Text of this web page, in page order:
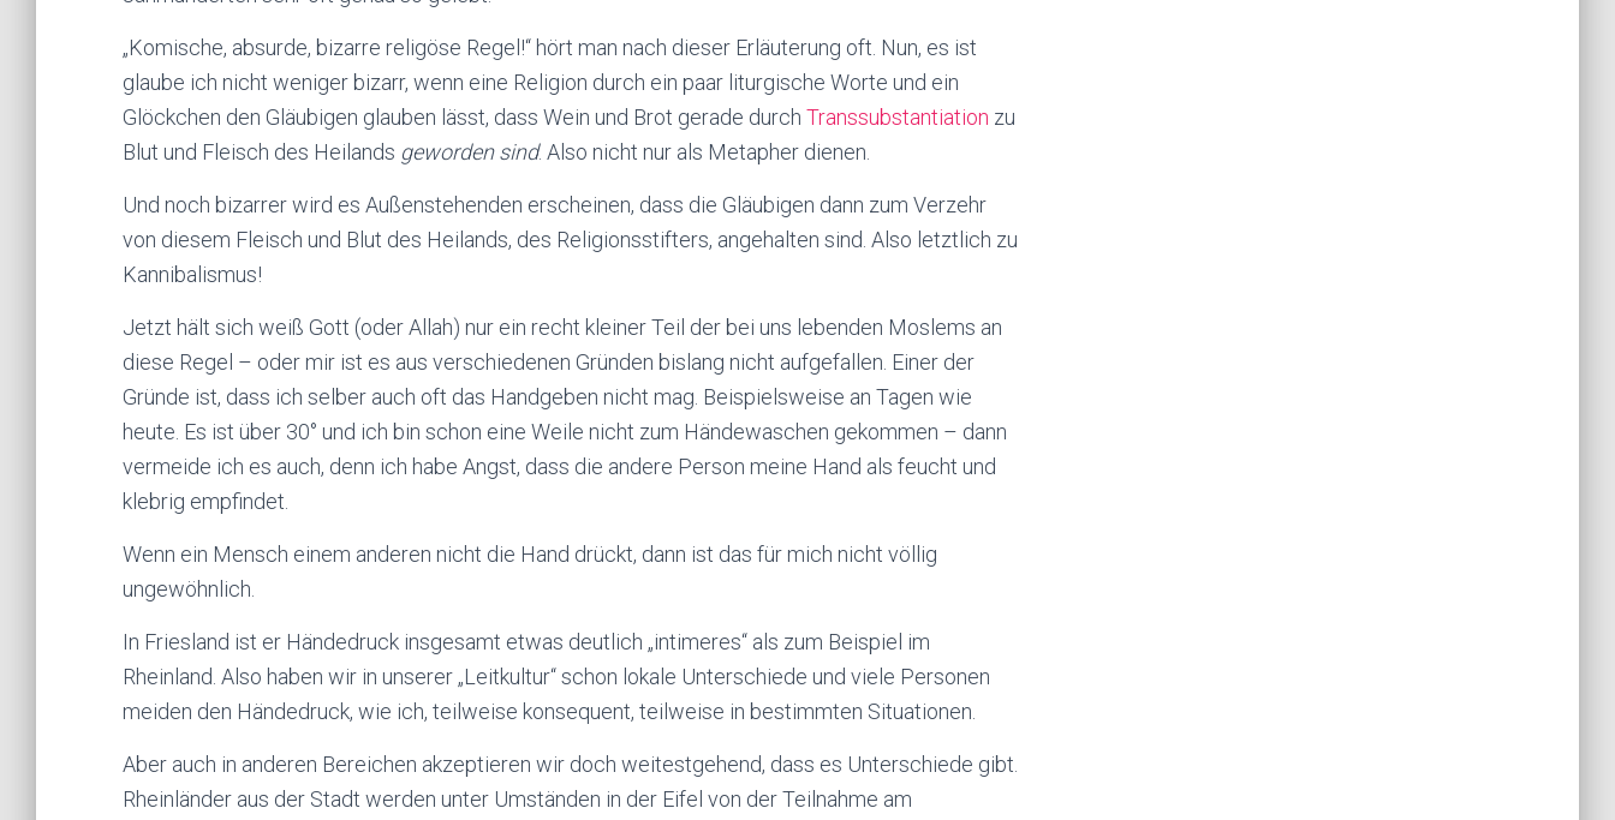
„Komische, absurde, bizarre religöse Regel!“ hört man nach dieser Erläuterung oft. Nun, es ist
glaube ich nicht weniger bizarr, wenn eine Religion durch ein paar liturgische Worte und ein
Glöckchen den Gläubigen glauben lässt, dass Wein und Brot gerade durch Transsubstantiation zu
Blut und Fleisch des Heilands geworden sind. Also nicht nur als Metapher dienen.
Und noch bizarrer wird es Außenstehenden erscheinen, dass die Gläubigen dann zum Verzehr
von diesem Fleisch und Blut des Heilands, des Religionsstifters, angehalten sind. Also letztlich zu
Kannibalismus!
Jetzt hält sich weiß Gott (oder Allah) nur ein recht kleiner Teil der bei uns lebenden Moslems an
diese Regel – oder mir ist es aus verschiedenen Gründen bislang nicht aufgefallen. Einer der
Gründe ist, dass ich selber auch oft das Handgeben nicht mag. Beispielsweise an Tagen wie
heute. Es ist über 30° und ich bin schon eine Weile nicht zum Händewaschen gekommen – dann
vermeide ich es auch, denn ich habe Angst, dass die andere Person meine Hand als feucht und
klebrig empfindet.
Wenn ein Mensch einem anderen nicht die Hand drückt, dann ist das für mich nicht völlig
ungewöhnlich.
In Friesland ist er Händedruck insgesamt etwas deutlich „intimeres“ als zum Beispiel im
Rheinland. Also haben wir in unserer „Leitkultur“ schon lokale Unterschiede und viele Personen
meiden den Händedruck, wie ich, teilweise konsequent, teilweise in bestimmten Situationen.
Aber auch in anderen Bereichen akzeptieren wir doch weitestgehend, dass es Unterschiede gibt.
Rheinländer aus der Stadt werden unter Umständen in der Eifel von der Teilnahme am